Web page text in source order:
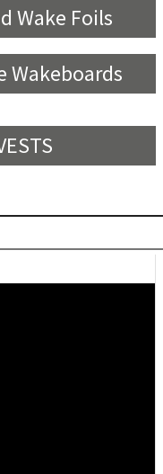
Wake Foils
Wakeboards